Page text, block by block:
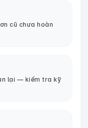
cũ chưa hoàn
lại — kiểm tra kỹ